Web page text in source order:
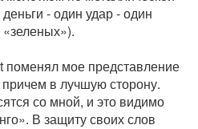
- один удар - один
поменял мое представление
в лучшую сторону.
со мной, и это видимо
В защиту своих слов